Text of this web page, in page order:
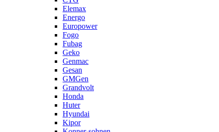
Elemax
Energo
Europower
Fogo
Fubag
Geko
Genmac
Gesan
GMGen
Grandvolt
Honda
Huter
Hyundai
Kipor